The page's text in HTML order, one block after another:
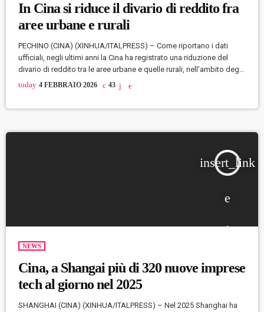
In Cina si riduce il divario di reddito fra
aree urbane e rurali
PECHINO (CINA) (XINHUA/ITALPRESS) – Come riportano i dati
ufficiali, negli ultimi anni la Cina ha registrato una riduzione del
divario di reddito tra le aree urbane e quelle rurali, nell’ambito degli
sforzi per aumentare il reddito degli agricoltori. Il rapporto di
reddito urbano-rurale è diminuito a 2,31:1 nel 2025, in calo rispetto
today 4 FEBBRAIO 2026 43
insert_link
NEWS
Cina, a Shangai più di 320 nuove imprese
tech al giorno nel 2025
SHANGHAI (CINA) (XINHUA/ITALPRESS) – Nel 2025 Shanghai ha